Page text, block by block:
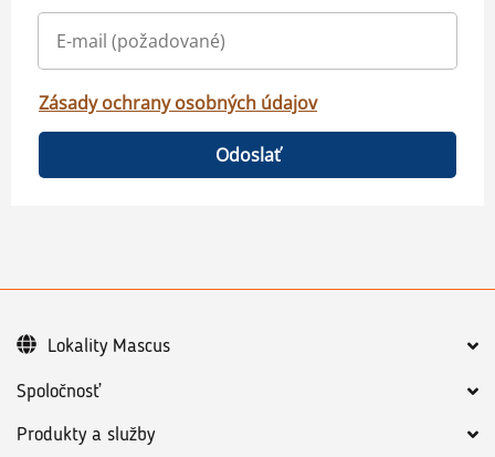
Zásady ochrany osobných údajov
Odoslať
Spoločnosť
Produkty a služby
Lokality Mascus